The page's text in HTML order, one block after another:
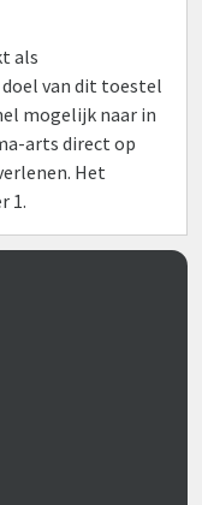
als
van dit toestel
mogelijk naar in
arts direct op
Het
1.